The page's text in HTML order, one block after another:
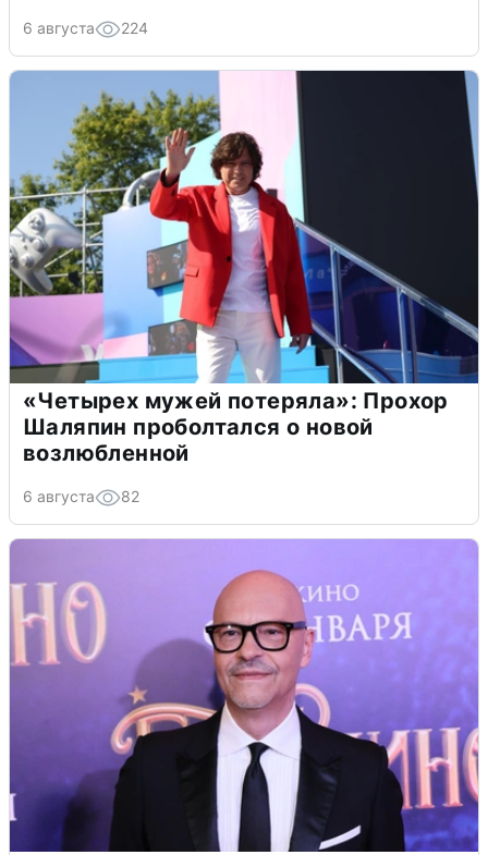
6 августа 224
«Четырех мужей потеряла»: Прохор
Шаляпин проболтался о новой
возлюбленной
6 августа 82